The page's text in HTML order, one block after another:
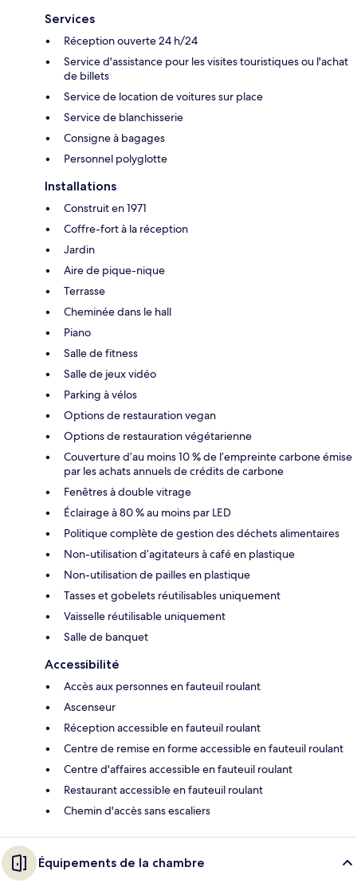
Services
Réception ouverte 24 h/24
Service d'assistance pour les visites touristiques ou l'achat
de billets
Service de location de voitures sur place
Service de blanchisserie
Consigne à bagages
Personnel polyglotte
Installations
Construit en 1971
Coffre-fort à la réception
Jardin
Aire de pique-nique
Terrasse
Cheminée dans le hall
Piano
Salle de fitness
Salle de jeux vidéo
Parking à vélos
Options de restauration vegan
Options de restauration végétarienne
Couverture d’au moins 10 % de l’empreinte carbone émise
par les achats annuels de crédits de carbone
Fenêtres à double vitrage
Éclairage à 80 % au moins par LED
Politique complète de gestion des déchets alimentaires
Non-utilisation d’agitateurs à café en plastique
Non-utilisation de pailles en plastique
Tasses et gobelets réutilisables uniquement
Vaisselle réutilisable uniquement
Salle de banquet
Accessibilité
Accès aux personnes en fauteuil roulant
Ascenseur
Réception accessible en fauteuil roulant
Centre de remise en forme accessible en fauteuil roulant
Centre d'affaires accessible en fauteuil roulant
Restaurant accessible en fauteuil roulant
Chemin d'accès sans escaliers
Équipements de la chambre